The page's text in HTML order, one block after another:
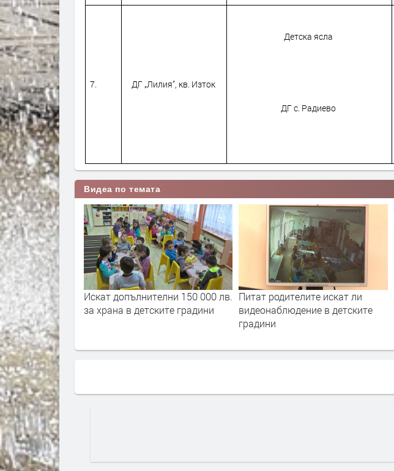
7. ДГ „Лилия”, кв. Изток
Детска ясла
ДГ с. Радиево
Видеа по темата
лв. за
не запишат
градина или
Искат допълнителни 150 000 лв.
за храна в детските градини
Питат родителите искат ли
видеонаблюдение в детските
градини